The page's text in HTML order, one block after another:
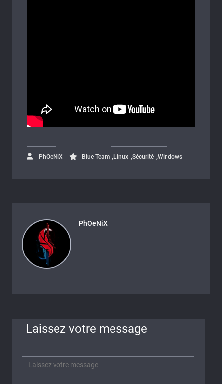
PhOeNiX Blue Team ,Linux ,Sécurité ,Windows
PhOeNiX
Laissez votre message